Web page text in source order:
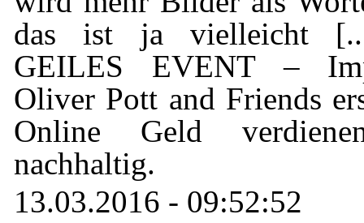
das ist ja vielleicht
GEILES EVENT –
Oliver Pott and Friends
Online Geld
nachhaltig.
13.03.2016 - 09:52:52